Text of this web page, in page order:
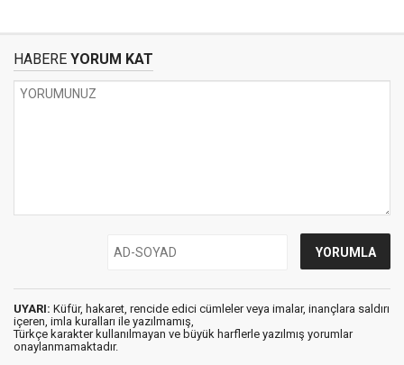
HABERE YORUM KAT
UYARI: Küfür, hakaret, rencide edici cümleler veya imalar, inançlara saldırı
içeren, imla kuralları ile yazılmamış,
Türkçe karakter kullanılmayan ve büyük harflerle yazılmış yorumlar
onaylanmamaktadır.